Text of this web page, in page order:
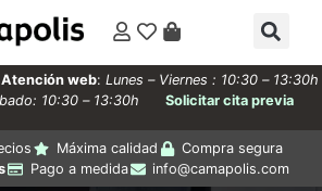
web: Lunes – Viernes : 10:30 – 13:30h
10:30 – 13:30h
Solicitar cita previa
Máxima calidad
Compra segura
Pago a medida info@camapolis.com